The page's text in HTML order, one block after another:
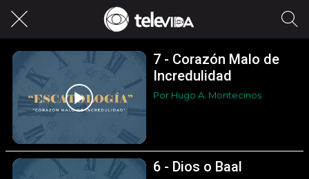
7 - Corazón Malo de
Incredulidad
Por Hugo A. Montecinos
6 - Dios o Baal